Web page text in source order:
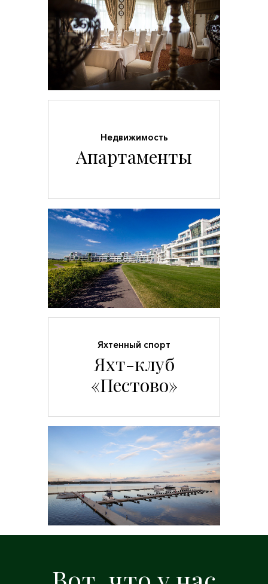
Недвижимость
Апартаменты
Яхтенный спорт
Яхт-клуб
«Пестово»